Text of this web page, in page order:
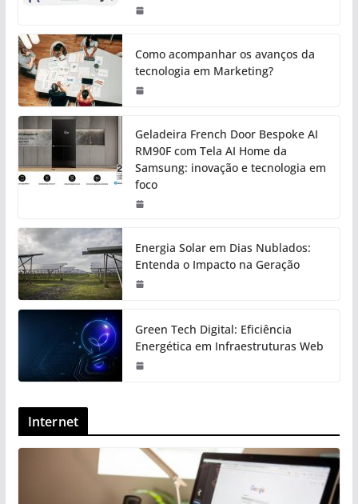
Como acompanhar os avanços da
tecnologia em Marketing?
Geladeira French Door Bespoke AI
RM90F com Tela AI Home da
Samsung: inovação e tecnologia em
foco
Energia Solar em Dias Nublados:
Entenda o Impacto na Geração
Green Tech Digital: Eficiência
Energética em Infraestruturas Web
Internet